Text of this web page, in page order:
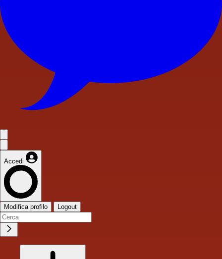
Accedi
Modifica profilo Logout